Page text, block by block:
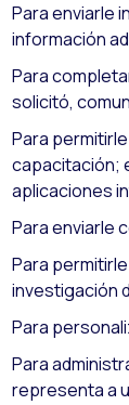
Para enviarle
información
Para
solicitó,
Para
capacitación;
aplicaciones
Para enviarle
Para
investigación
Para
Para
representa a